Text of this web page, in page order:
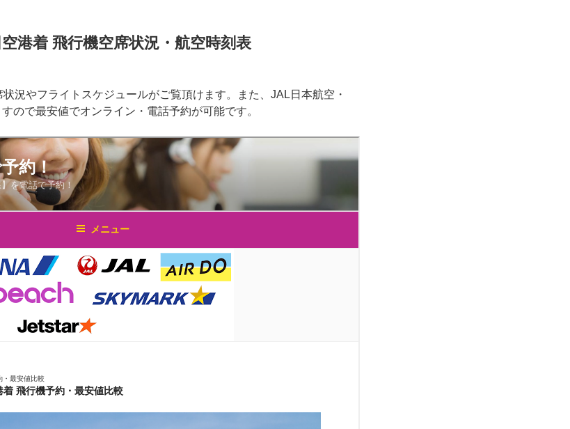
港着 飛行機空席状況・航空時刻表
況やフライトスケジュールがご覧頂けます。また、JAL日本航空・
ので最安値でオンライン・電話予約が可能です。